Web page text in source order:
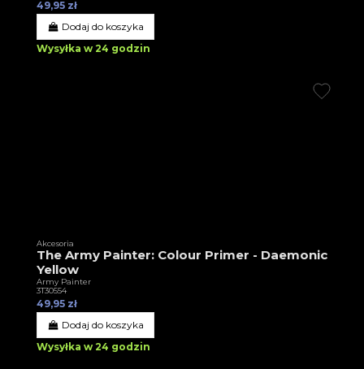
49,95 zł
Dodaj do koszyka
Wysyłka w 24 godzin
Akcesoria
The Army Painter: Colour Primer - Daemonic
Yellow
Army Painter
3T30554
49,95 zł
Dodaj do koszyka
Wysyłka w 24 godzin